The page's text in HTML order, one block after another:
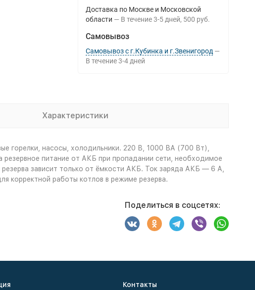
Доставка по Москве и Московской
области
В течение 3-5 дней 500 руб.
Самовывоз
Самовывоз с г.Кубинка и г.Звенигород
В течение 3-4 дней
Характеристики
горелки, насосы, холодильники. 220 В, 1000 ВА (700 Вт),
питание от АКБ при пропадании сети, необходимое
зависит только от ёмкости АКБ. Ток заряда АКБ — 6 А,
корректной работы котлов в режиме резерва.
Поделиться в соцсетях:
Контакты